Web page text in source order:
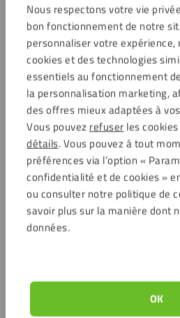
Nous respectons votre vie
bon fonctionnement de notre
personnaliser votre expérience,
cookies et des technologies
essentiels au fonctionnement
la personnalisation marketing,
des offres mieux adaptées à
Vous pouvezrefuserles
détails. Vous pouvez à tout
préférences via l’option «
confidentialité et de cookies »
ou consulter notre politique de
savoir plus sur la manière dont
données.
OK
Alupanel peut être commandé
jusqu’à une dimension 150 x 305
également être découpées
matériaux nécessaires pourcoller
disponibles sur notre boutique en
contre le mur, en gardant un joint
plaques et un rebord le long de la